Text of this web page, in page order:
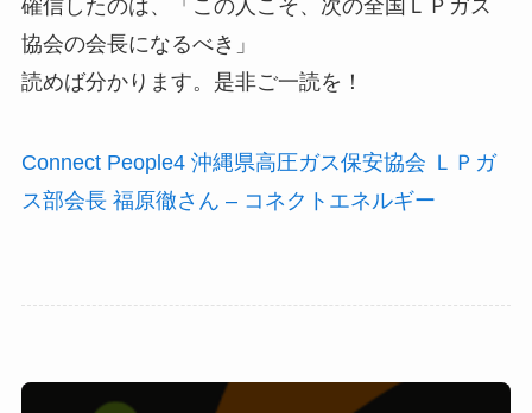
確信したのは、「この人こそ、次の全国ＬＰガス
協会の会長になるべき」
読めば分かります。是非ご一読を！
Connect People4 沖縄県高圧ガス保安協会 ＬＰガ
ス部会長 福原徹さん – コネクトエネルギー